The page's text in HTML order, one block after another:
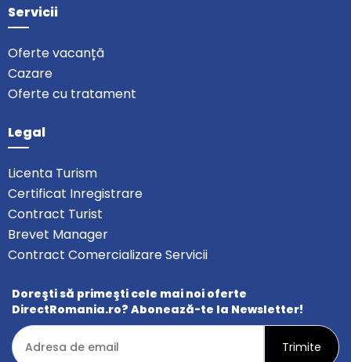
Servicii
Oferte vacanță
Cazare
Oferte cu tratament
Legal
Licenta Turism
Certificat Inregistrare
Contract Turist
Brevet Manager
Contract Comercializare Servicii
Doreşti să primeşti cele mai noi oferte
DirectRomania.ro? Abonează-te la Newsletter!